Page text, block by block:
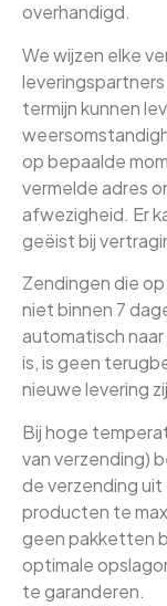
overhandigd.
We wijzen elke
termijn kunnen
op bepaalde
vermelde adres
afwezigheid. Er
geëist bij
Zendingen die
niet binnen 7
automatisch
is, is geen
nieuwe levering
Bij hoge
van verzending)
de verzending
producten te
geen pakketten
optimale
te garanderen.